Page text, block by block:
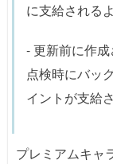
に支給される
- 更新前に作
点検時にバッ
イントが支給
プレミアムキャ